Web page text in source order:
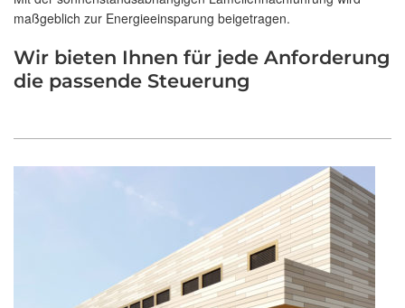
maßgeblich zur Energieeinsparung beigetragen.
Wir bieten Ihnen für jede Anforderung
die passende Steuerung